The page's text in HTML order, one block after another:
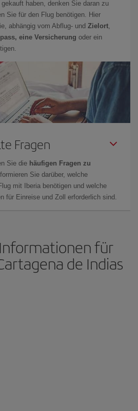
gekauft haben, denken Sie daran zu
Sie für den Flug benötigen. Hier
abhängig vom Abflug- und Zielort,
eine Versicherung oder ein
Fragen
Sie die häufigen Fragen zu
Sie darüber, welche
mit Iberia benötigen und welche
für Einreise und Zoll erforderlich sind.
für
de Indias